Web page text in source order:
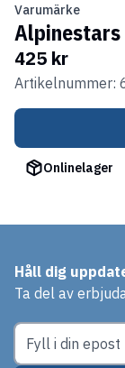
Varumärke
Alpinestars
425 kr
Artikelnummer:
Onlinelager
Håll dig
Ta del av